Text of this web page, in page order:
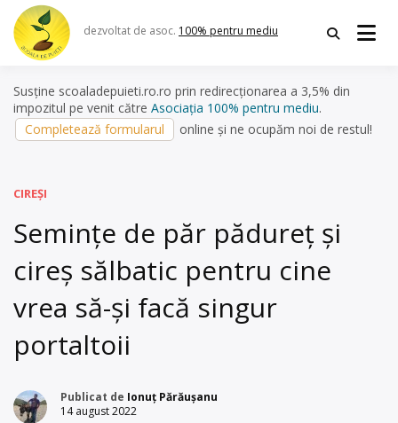
Skip
content
dezvoltat de asoc. 100% pentru mediu
Susține scoaladepuieti.ro.ro prin redirecționarea a 3,5% din
impozitul pe venit către Asociația 100% pentru mediu.
Completează formularul
online și ne ocupăm noi de restul!
CIREȘI
Semințe de păr pădureț și
cireș sălbatic pentru cine
vrea să-și facă singur
portaltoii
Publicat de Ionuț Părăușanu
14 august 2022